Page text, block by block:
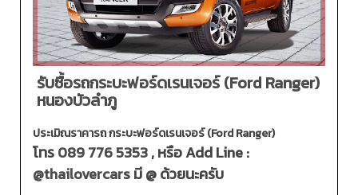
รับซื้อรถกระบะฟอร์ดเรนเจอร์ (Ford Ranger)
หนองบัวลำภู
ประเมิณราคารถ กระบะฟอร์ดเรนเจอร์ (Ford Ranger)
โทร089 776 5353, หรือ Add Line :
@thailovercarsมี @ ด้วยนะครับ